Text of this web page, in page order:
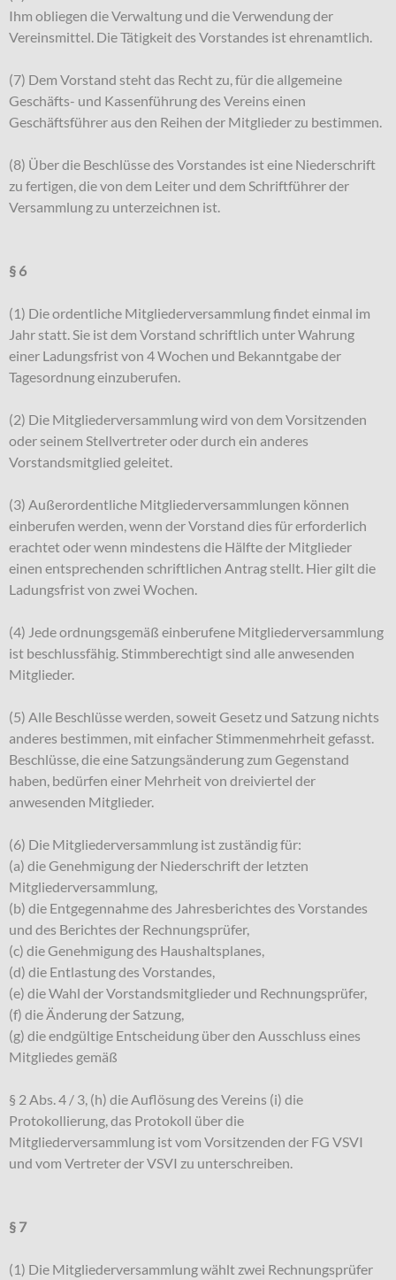
Ihm obliegen die Verwaltung und die Verwendung der
Vereinsmittel. Die Tätigkeit des Vorstandes ist ehrenamtlich.
(7) Dem Vorstand steht das Recht zu, für die allgemeine
Geschäfts- und Kassenführung des Vereins einen
Geschäftsführer aus den Reihen der Mitglieder zu bestimmen.
(8) Über die Beschlüsse des Vorstandes ist eine Niederschrift
zu fertigen, die von dem Leiter und dem Schriftführer der
Versammlung zu unterzeichnen ist.
§ 6
(1) Die ordentliche Mitgliederversammlung findet einmal im
Jahr statt. Sie ist dem Vorstand schriftlich unter Wahrung
einer Ladungsfrist von 4 Wochen und Bekanntgabe der
Tagesordnung einzuberufen.
(2) Die Mitgliederversammlung wird von dem Vorsitzenden
oder seinem Stellvertreter oder durch ein anderes
Vorstandsmitglied geleitet.
(3) Außerordentliche Mitgliederversammlungen können
einberufen werden, wenn der Vorstand dies für erforderlich
erachtet oder wenn mindestens die Hälfte der Mitglieder
einen entsprechenden schriftlichen Antrag stellt. Hier gilt die
Ladungsfrist von zwei Wochen.
(4) Jede ordnungsgemäß einberufene Mitgliederversammlung
ist beschlussfähig. Stimmberechtigt sind alle anwesenden
Mitglieder.
(5) Alle Beschlüsse werden, soweit Gesetz und Satzung nichts
anderes bestimmen, mit einfacher Stimmenmehrheit gefasst.
Beschlüsse, die eine Satzungsänderung zum Gegenstand
haben, bedürfen einer Mehrheit von dreiviertel der
anwesenden Mitglieder.
(6) Die Mitgliederversammlung ist zuständig für:
(a) die Genehmigung der Niederschrift der letzten
Mitgliederversammlung,
(b) die Entgegennahme des Jahresberichtes des Vorstandes
und des Berichtes der Rechnungsprüfer,
(c) die Genehmigung des Haushaltsplanes,
(d) die Entlastung des Vorstandes,
(e) die Wahl der Vorstandsmitglieder und Rechnungsprüfer,
(f) die Änderung der Satzung,
(g) die endgültige Entscheidung über den Ausschluss eines
Mitgliedes gemäß
§ 2 Abs. 4 / 3, (h) die Auflösung des Vereins (i) die
Protokollierung, das Protokoll über die
Mitgliederversammlung ist vom Vorsitzenden der FG VSVI
und vom Vertreter der VSVI zu unterschreiben.
§ 7
(1) Die Mitgliederversammlung wählt zwei Rechnungsprüfer